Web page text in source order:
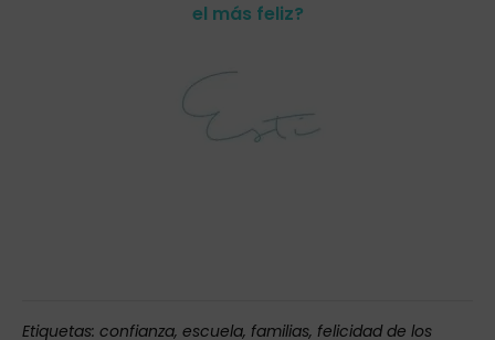
el más feliz?
Etiquetas: confianza, escuela, familias, felicidad de los